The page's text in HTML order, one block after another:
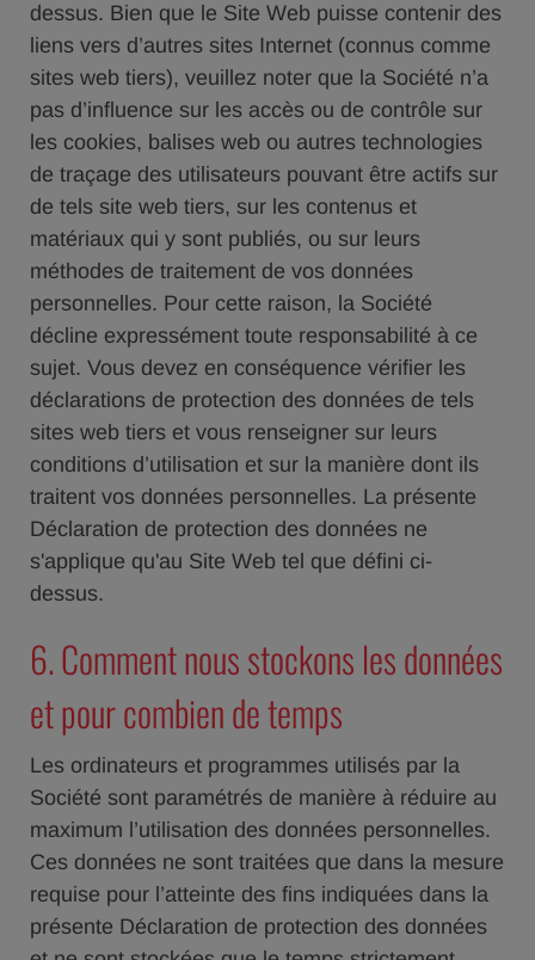
dessus. Bien que le Site Web puisse contenir des
liens vers d’autres sites Internet (connus comme
sites web tiers), veuillez noter que la Société n’a
pas d’influence sur les accès ou de contrôle sur
les cookies, balises web ou autres technologies
de traçage des utilisateurs pouvant être actifs sur
de tels site web tiers, sur les contenus et
matériaux qui y sont publiés, ou sur leurs
méthodes de traitement de vos données
personnelles. Pour cette raison, la Société
décline expressément toute responsabilité à ce
sujet. Vous devez en conséquence vérifier les
déclarations de protection des données de tels
sites web tiers et vous renseigner sur leurs
conditions d’utilisation et sur la manière dont ils
traitent vos données personnelles. La présente
Déclaration de protection des données ne
s'applique qu'au Site Web tel que défini ci-
dessus.
6. Comment nous stockons les données
et pour combien de temps
Les ordinateurs et programmes utilisés par la
Société sont paramétrés de manière à réduire au
maximum l’utilisation des données personnelles.
Ces données ne sont traitées que dans la mesure
requise pour l’atteinte des fins indiquées dans la
présente Déclaration de protection des données